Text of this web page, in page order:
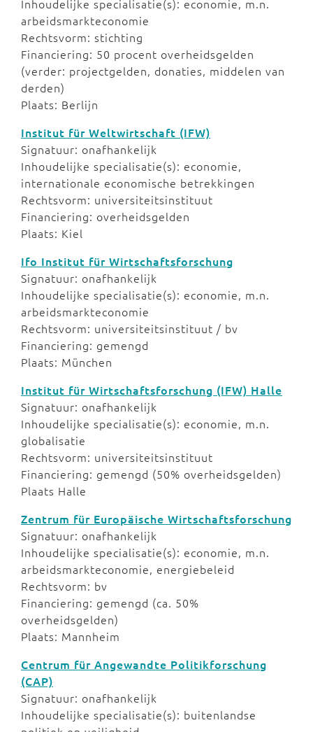
Inhoudelijke specialisatie(s): economie, m.n.
arbeidsmarkteconomie
Rechtsvorm: stichting
Financiering: 50 procent overheidsgelden
(verder: projectgelden, donaties, middelen van
derden)
Plaats: Berlijn
Institut für Weltwirtschaft (IFW)
Signatuur: onafhankelijk
Inhoudelijke specialisatie(s): economie,
internationale economische betrekkingen
Rechtsvorm: universiteitsinstituut
Financiering: overheidsgelden
Plaats: Kiel
Ifo Institut für Wirtschaftsforschung
Signatuur: onafhankelijk
Inhoudelijke specialisatie(s): economie, m.n.
arbeidsmarkteconomie
Rechtsvorm: universiteitsinstituut / bv
Financiering: gemengd
Plaats: München
Institut für Wirtschaftsforschung (IFW) Halle
Signatuur: onafhankelijk
Inhoudelijke specialisatie(s): economie, m.n.
globalisatie
Rechtsvorm: universiteitsinstituut
Financiering: gemengd (50% overheidsgelden)
Plaats Halle
Zentrum für Europäische Wirtschaftsforschung
Signatuur: onafhankelijk
Inhoudelijke specialisatie(s): economie, m.n.
arbeidsmarkteconomie, energiebeleid
Rechtsvorm: bv
Financiering: gemengd (ca. 50%
overheidsgelden)
Plaats: Mannheim
Centrum für Angewandte Politikforschung
(CAP)
Signatuur: onafhankelijk
Inhoudelijke specialisatie(s): buitenlandse